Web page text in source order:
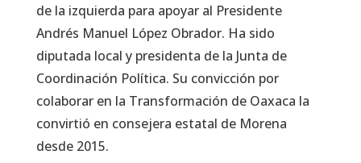
de la izquierda para apoyar al Presidente
Andrés Manuel López Obrador. Ha sido
diputada local y presidenta de la Junta de
Coordinación Política. Su convicción por
colaborar en la Transformación de Oaxaca la
convirtió en consejera estatal de Morena
desde 2015.